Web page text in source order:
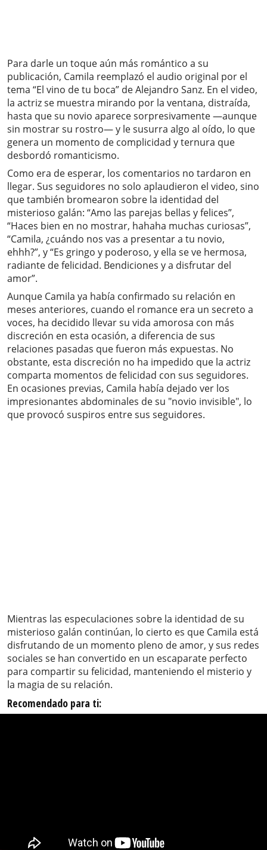
Para darle un toque aún más romántico a su
publicación, Camila reemplazó el audio original por el
tema “El vino de tu boca” de Alejandro Sanz. En el video,
la actriz se muestra mirando por la ventana, distraída,
hasta que su novio aparece sorpresivamente —aunque
sin mostrar su rostro— y le susurra algo al oído, lo que
genera un momento de complicidad y ternura que
desbordó romanticismo.
Como era de esperar, los comentarios no tardaron en
llegar. Sus seguidores no solo aplaudieron el video, sino
que también bromearon sobre la identidad del
misterioso galán: “Amo las parejas bellas y felices”,
“Haces bien en no mostrar, hahaha muchas curiosas”,
“Camila, ¿cuándo nos vas a presentar a tu novio,
ehhh?”, y “Es gringo y poderoso, y ella se ve hermosa,
radiante de felicidad. Bendiciones y a disfrutar del
amor”.
Aunque Camila ya había confirmado su relación en
meses anteriores, cuando el romance era un secreto a
voces, ha decidido llevar su vida amorosa con más
discreción en esta ocasión, a diferencia de sus
relaciones pasadas que fueron más expuestas. No
obstante, esta discreción no ha impedido que la actriz
comparta momentos de felicidad con sus seguidores.
En ocasiones previas, Camila había dejado ver los
impresionantes abdominales de su "novio invisible", lo
que provocó suspiros entre sus seguidores.
Mientras las especulaciones sobre la identidad de su
misterioso galán continúan, lo cierto es que Camila está
disfrutando de un momento pleno de amor, y sus redes
sociales se han convertido en un escaparate perfecto
para compartir su felicidad, manteniendo el misterio y
la magia de su relación.
Recomendado para ti: